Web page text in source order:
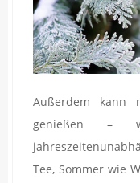
Außerdem kann
genießen –
Tee, Sommer wie